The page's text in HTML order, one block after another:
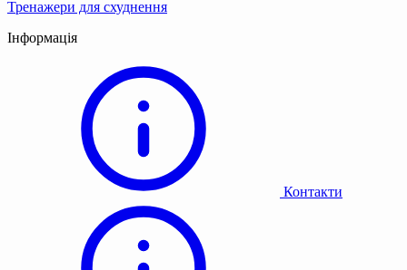
Тренажери для схуднення
Інформація
Контакти